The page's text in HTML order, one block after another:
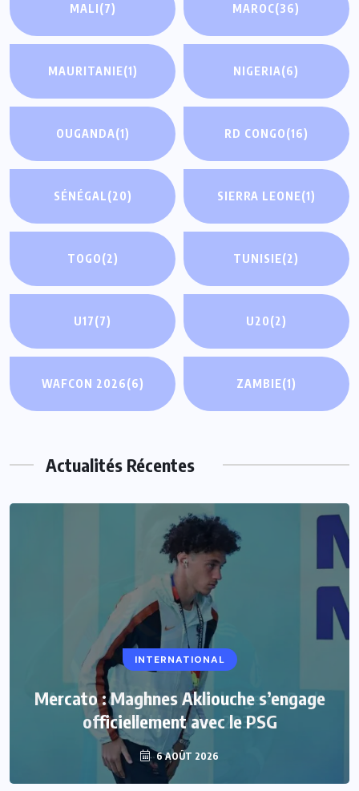
MALI(7) MAROC(36)
MAURITANIE(1) NIGERIA(6)
OUGANDA(1) RD CONGO(16)
SÉNÉGAL(20) SIERRA LEONE(1)
TOGO(2) TUNISIE(2)
U17(7) U20(2)
WAFCON 2026(6) ZAMBIE(1)
Actualités Récentes
INTERNATIONAL
Mercato : Maghnes Akliouche s’engage
officiellement avec le PSG
6 AOÛT 2026